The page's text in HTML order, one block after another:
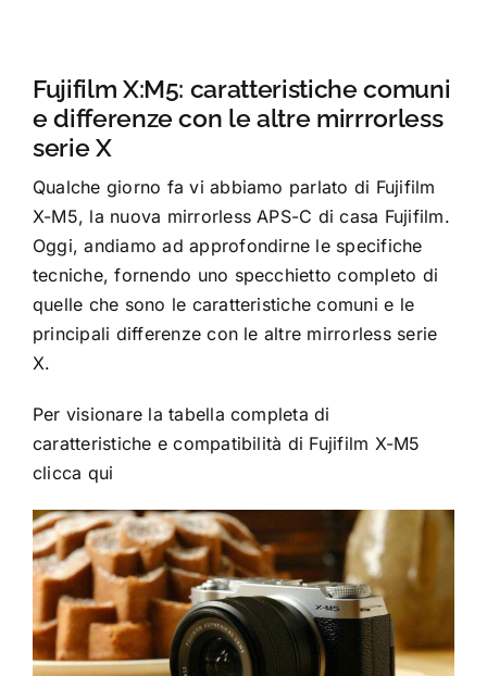
Fujifilm X:M5: caratteristiche comuni
e differenze con le altre mirrrorless
serie X
Qualche giorno fa vi abbiamo parlato di Fujifilm
X-M5, la nuova mirrorless APS-C di casa Fujifilm.
Oggi, andiamo ad approfondirne le specifiche
tecniche, fornendo uno specchietto completo di
quelle che sono le caratteristiche comuni e le
principali differenze con le altre mirrorless serie
X.
Per visionare la tabella completa di
caratteristiche e compatibilità di Fujifilm X-M5
clicca qui